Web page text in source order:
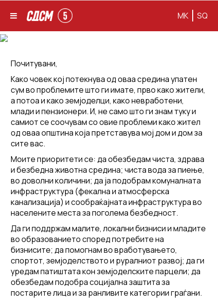
MK SQ
Почитувани,
Како човек кој потекнува од оваа средина упатен
сум во проблемите што ги имате, прво како жители,
а потоа и како земјоделци, како невработени,
млади и пензионери. И, не само што ги знам туку и
самиот се соочувам со овие проблеми како жител
од оваа општина која претставува мој дом и дом за
сите вас.
Моите приоритети се: да обезбедам чиста, здрава
и безбедна животна средина; чиста вода за пиење,
во доволни количини; да ја подобрам комуналната
инфраструктура (фекална и атмосферска
канализација) и сообраќајната инфраструктура во
населените места за поголема безбедност.
Да ги поддржам малите, локални бизниси и младите
во образованието според потребите на
бизнисите; да помогнам во вработувањето,
спортот, земјоделството и руралниот развој; да ги
уредам патиштата кон земјоделските парцели; да
обезбедам подобра социјална заштита за
постарите лица и за ранливите категории граѓани.